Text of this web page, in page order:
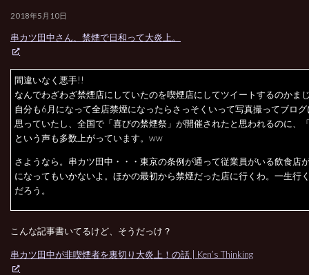
2018年5月10日
串カツ田中さん、禁煙で日和って大炎上。
間違いなく悪手!!
なんでわざわざ禁煙店にしていたのを喫煙店にしてツイートするのかま
自分も6月になって全店禁煙になったらさっそくいって写真撮ってブロ
思っていたし、全国で「喜びの禁煙祭」が開催されたと思われるのに、
という声も多数上がっています。ww
さようなら。串カツ田中・・・東京の条例が通って従業員がいる飲食店
になってもいかないよ。ほかの最初から禁煙だった店に行くわ。一生行
だろう。
こんな記事書いてるけど、そうだっけ？
串カツ田中が非喫煙者を裏切り大炎上！の話 | Ken’s Thinking